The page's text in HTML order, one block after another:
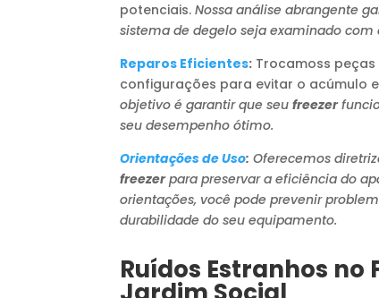
potenciais.Nossa análise abrangente
sistema de degelo seja examinado com
Reparos Eficientes: Trocamoss
configurações para evitar o acúmulo
objetivo é garantir que seufreezer
seu desempenho ótimo.
Orientações de Uso: Oferecemos
freezerpara preservar a eficiência do
orientações, você pode prevenir
durabilidade do seu equipamento.
Ruídos Estranhos no